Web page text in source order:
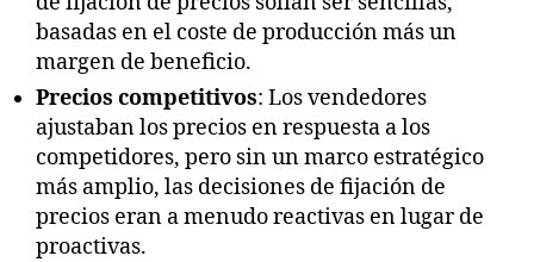
basadas en el coste de producción más un
margen de beneficio.
Precios competitivos: Los vendedores
ajustaban los precios en respuesta a los
competidores, pero sin un marco estratégico
más amplio, las decisiones de fijación de
precios eran a menudo reactivas en lugar de
proactivas.